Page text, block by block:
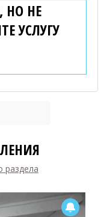
НО НЕ
УСЛУГУ
раздела